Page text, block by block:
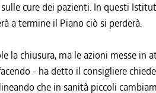
cure dei pazienti. In questi
a termine il Piano ciò si perderà.
la chiusura, ma le azioni messe in
- ha detto il consigliere
che in sanità piccoli